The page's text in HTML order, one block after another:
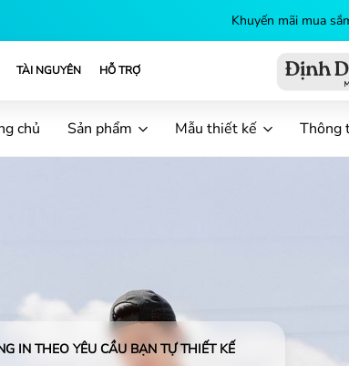
Khuyến mãi mua
TÀI NGUYÊN HỖ TRỢ
vụ
chủ Sản phẩm Mẫu thiết kế Thông
IN THEO YÊU CẦU BẠN TỰ THIẾT KẾ